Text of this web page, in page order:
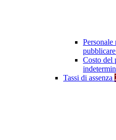
Personale
Costo del
Tassi di assenza